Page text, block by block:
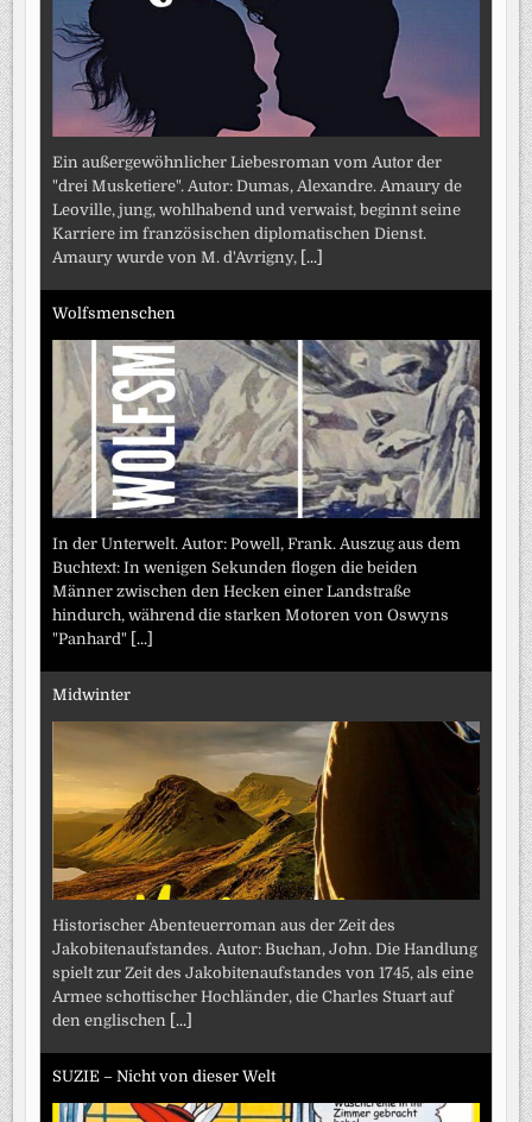
Ein außergewöhnlicher Liebesroman vom Autor der
"drei Musketiere". Autor: Dumas, Alexandre. Amaury de
Leoville, jung, wohlhabend und verwaist, beginnt seine
Karriere im französischen diplomatischen Dienst.
Amaury wurde von M. d'Avrigny, [...]
Wolfsmenschen
In der Unterwelt. Autor: Powell, Frank. Auszug aus dem
Buchtext: In wenigen Sekunden flogen die beiden
Männer zwischen den Hecken einer Landstraße
hindurch, während die starken Motoren von Oswyns
"Panhard" [...]
Midwinter
Historischer Abenteuerroman aus der Zeit des
Jakobitenaufstandes. Autor: Buchan, John. Die Handlung
spielt zur Zeit des Jakobitenaufstandes von 1745, als eine
Armee schottischer Hochländer, die Charles Stuart auf
den englischen [...]
SUZIE – Nicht von dieser Welt